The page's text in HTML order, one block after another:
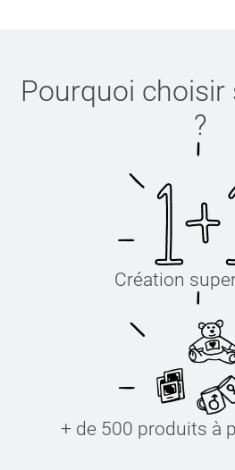
Pourquoi choisir
?
Création
+ de 500 produits à